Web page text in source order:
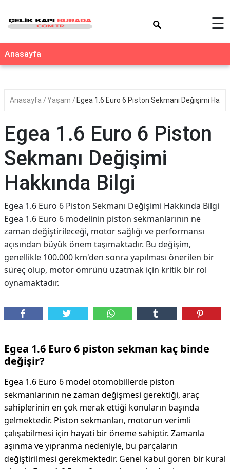
☰
Anasayfa
Anasayfa Yaşam Egea 1.6 Euro 6 Piston Sekmanı Değişimi
Egea 1.6 Euro 6 Piston
Sekmanı Değişimi
Hakkında Bilgi
Egea 1.6 Euro 6 Piston Sekmanı Değişimi Hakkında Bilgi
Egea 1.6 Euro 6 modelinin piston sekmanlarının ne
zaman değiştirileceği, motor sağlığı ve performansı
açısından büyük önem taşımaktadır. Bu değişim,
genellikle 100.000 km'den sonra yapılması önerilen bir
süreç olup, motor ömrünü uzatmak için kritik bir rol
oynamaktadır.
Egea 1.6 Euro 6 piston sekman kaç binde
değişir?
Egea 1.6 Euro 6 model otomobillerde piston
sekmanlarının ne zaman değişmesi gerektiği, araç
sahiplerinin en çok merak ettiği konuların başında
gelmektedir. Piston sekmanları, motorun verimli
çalışabilmesi için hayati bir öneme sahiptir. Zamanla
aşınma ve yıpranma nedeniyle, bu parçaların
değiştirilmesi gerekmektedir. Genel kabul gören bir kural